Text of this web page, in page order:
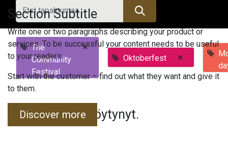
The
Community
Festival
×
Oktoberfest ×
Tapahtumia ei löytynyt.
Section Subtitle
Write one or two paragraphs describing your product or
services. To be successful your content needs to be useful
to your readers.
Start with the customer – find out what they want and give it
to them.
Discover more